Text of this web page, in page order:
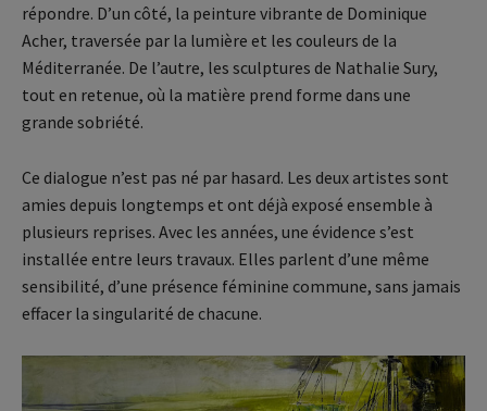
répondre. D’un côté, la peinture vibrante de Dominique
Acher, traversée par la lumière et les couleurs de la
Méditerranée. De l’autre, les sculptures de Nathalie Sury,
tout en retenue, où la matière prend forme dans une
grande sobriété.
Ce dialogue n’est pas né par hasard. Les deux artistes sont
amies depuis longtemps et ont déjà exposé ensemble à
plusieurs reprises. Avec les années, une évidence s’est
installée entre leurs travaux. Elles parlent d’une même
sensibilité, d’une présence féminine commune, sans jamais
effacer la singularité de chacune.